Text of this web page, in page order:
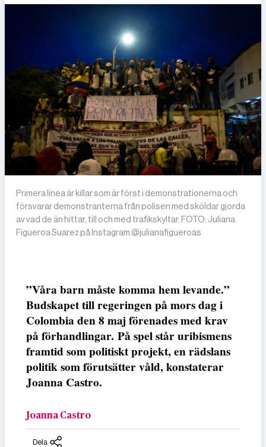
Primera línea är killar som är först i demonstrationerna och
försvarar demonstranterna från polisen med sköldar gjorda
av vad de än hittar, till och med trafikskyltar. FOTO: Juliana
Figueroa Suarez på Instagram @julianafigueroas
”Våra barn måste komma hem levande.”
Budskapet till regeringen på mors dag i
Colombia den 8 maj förenades med krav
på förhandlingar. På spel står uribismens
framtid som politiskt projekt, en rädslans
politik som förutsätter våld, konstaterar
Joanna Castro.
Joanna Castro
Dela